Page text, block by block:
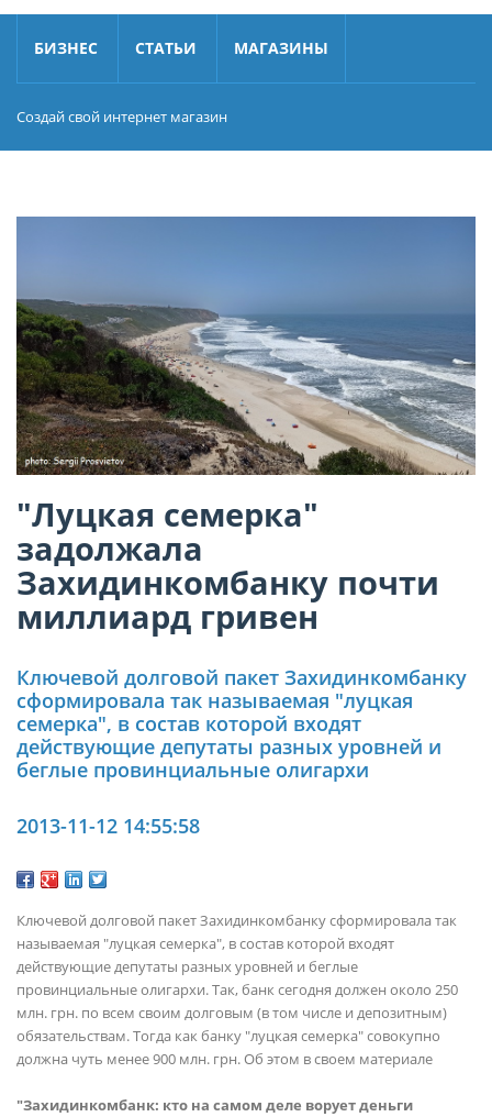
БИЗНЕС СТАТЬИ МАГАЗИНЫ
Создай свой интернет магазин
"Луцкая семерка"
задолжала
Захидинкомбанку почти
миллиард гривен
Ключевой долговой пакет Захидинкомбанку
сформировала так называемая "луцкая
семерка", в состав которой входят
действующие депутаты разных уровней и
беглые провинциальные олигархи
2013-11-12 14:55:58
Ключевой долговой пакет Захидинкомбанку сформировала так
называемая "луцкая семерка", в состав которой входят
действующие депутаты разных уровней и беглые
провинциальные олигархи. Так, банк сегодня должен около 250
млн. грн. по всем своим долговым (в том числе и депозитным)
обязательствам. Тогда как банку "луцкая семерка" совокупно
должна чуть менее 900 млн. грн. Об этом в своем материале
"Захидинкомбанк: кто на самом деле ворует деньги